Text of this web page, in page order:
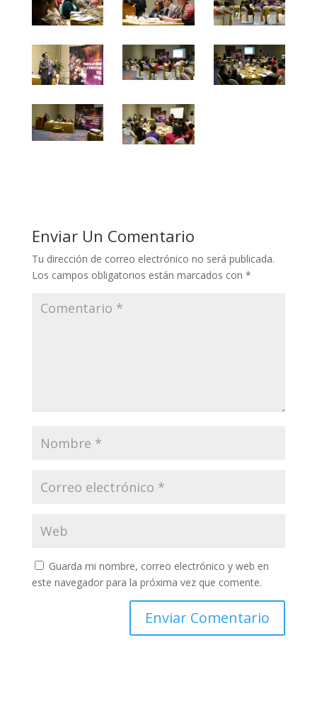
Enviar Un Comentario
Tu dirección de correo electrónico no será publicada.
Los campos obligatorios están marcados con *
Guarda mi nombre, correo electrónico y web en
este navegador para la próxima vez que comente.